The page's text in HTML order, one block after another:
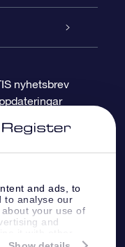
and ads, to
to analyse our
your use of
and
them or that
nyhetsbrev